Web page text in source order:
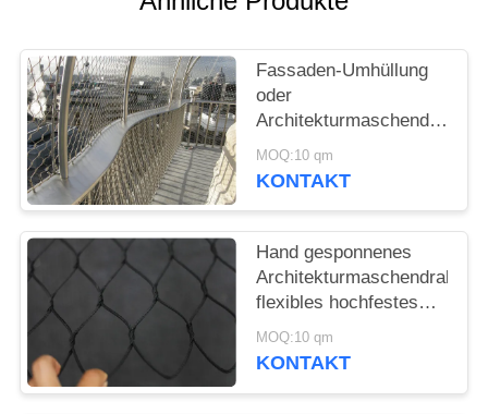
SITEMAP
DATENSCHUTZRICHTLINIE
Fassaden-Umhüllung
oder
Architekturmaschendraht/
Kabel-Masche
MOQ:10 qm
KONTAKT
Hand gesponnenes
Architekturmaschendraht-
flexibles hochfestes
Baumaterial
MOQ:10 qm
KONTAKT